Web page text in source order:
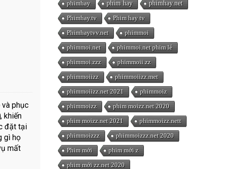
phục
, khiến
đặt tại
gì họ
mất
phimhay
phim hay
phimhay.net
Phimhay.tv
Phim hay tv
Phimhaytvv.net
phimmoi
phimmoi.net
phimmoi.net phim lẻ
phimmoi.zzz
phimmoii.zz
phimmoiizz
phimmoiizz.met
phimmoiizz.net 2021
phimmoiz
phimmoizz
phim moizz.net 2020
phim moizz.net 2021
phimmoizz.nett
phimmoizzz
phimmoizzz.net 2020
Phim mới
phim mới z
phim mới zz.net 2020